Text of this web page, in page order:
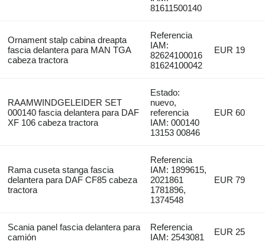
81611500140
Ornament stalp cabina dreapta
fascia delantera para MAN TGA
cabeza tractora
Referencia
IAM:
82624100016
81624100042
EUR 19
RAAMWINDGELEIDER SET
000140 fascia delantera para DAF
XF 106 cabeza tractora
Estado:
nuevo,
referencia
IAM: 000140
13153 00846
EUR 60
Rama cuseta stanga fascia
delantera para DAF CF85 cabeza
tractora
Referencia
IAM: 1899615,
2021861
1781896,
1374548
EUR 79
Scania panel fascia delantera para
camión
Referencia
IAM: 2543081
EUR 25